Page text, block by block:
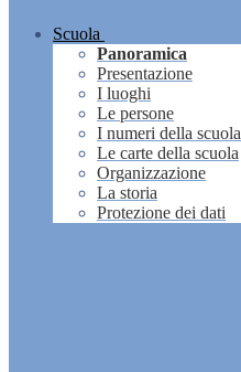
Scuola
Panoramica
Presentazione
I luoghi
Le persone
I numeri della scuola
Le carte della scuola
Organizzazione
La storia
Protezione dei dati